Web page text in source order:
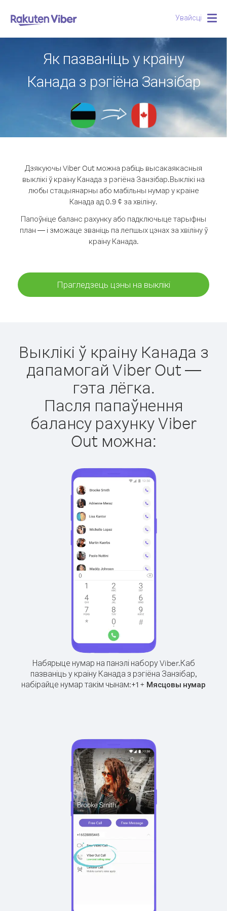
Увайсці
Як пазваніць у краіну
Канада з рэгіёна Занзібар
Дзякуючы Viber Out можна рабіць высакаякасныя
выклікі ў краіну Канада з рэгіёна Занзібар.Выклікі на
любы стацыянарны або мабільны нумар у краіне
Канада ад 0.9 ¢ за хвіліну.
Папоўніце баланс рахунку або падключыце тарыфны
план — і зможаце званіць па лепшых цэнах за хвіліну ў
краіну Канада.
Прагледзець цэны на выклікі
Выклікі ў краіну Канада з
дапамогай Viber Out —
гэта лёгка.
Пасля папаўнення
балансу рахунку Viber
Out можна:
Набярыце нумар на панэлі набору Viber.Каб
пазваніць у краіну Канада з рэгіёна Занзібар,
набірайце нумар такім чынам:+1 + Мясцовы нумар